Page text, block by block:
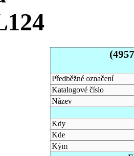
Předběžné označení
Katalogové číslo
Název
Kdy
Kde
Kým